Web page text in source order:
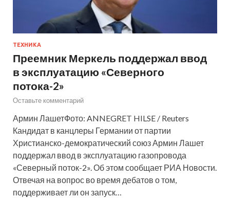
ТЕХНИКА
Преемник Меркель поддержал ввод
в эксплуатацию «Северного
потока-2»
Оставьте комментарий
Армин ЛашетФото: ANNEGRET HILSE / Reuters
Кандидат в канцлеры Германии от партии
Христианско-демократический союз Армин Лашет
поддержал ввод в эксплуатацию газопровода
«Северный поток-2». Об этом сообщает РИА Новости.
Отвечая на вопрос во время дебатов о том,
поддерживает ли он запуск…